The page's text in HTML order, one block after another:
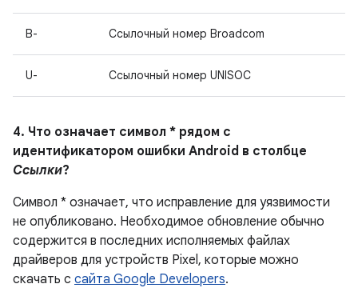
B- Ссылочный номер Broadcom
U- Ссылочный номер UNISOC
4. Что означает символ * рядом с
идентификатором ошибки Android в столбце
Ссылки?
Символ * означает, что исправление для уязвимости
не опубликовано. Необходимое обновление обычно
содержится в последних исполняемых файлах
драйверов для устройств Pixel, которые можно
скачать с сайта Google Developers.